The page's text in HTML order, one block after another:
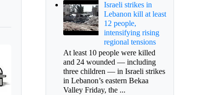
Israeli strikes in
Lebanon kill at least
12 people,
intensifying rising
regional tensions
At least 10 people were killed
and 24 wounded — including
three children — in Israeli strikes
in Lebanon’s eastern Bekaa
Valley Friday, the ...